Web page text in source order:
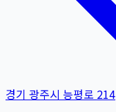
경기 광주시 능평로 214